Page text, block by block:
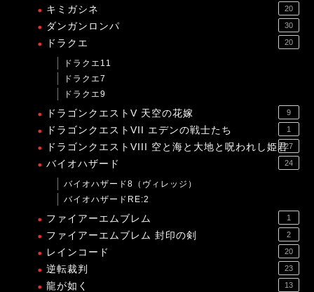
キミガシネ 20
ダンガンロンパ 30
ドラクエ 20
ドラクエ11
ドラクエ7
ドラクエ9
ドラゴンクエストV 天空の花嫁 9
ドラゴンクエストVII エデンの戦士たち 1
ドラゴンクエストVIII 空と海と大地と呪われし姫君27
バイオハザード 24
バイオハザード8（ヴィレッジ）
バイオハザードRE:2
ファイアーエムブレム 1
ファイアーエムブレム 封印の剣 2
レインコード 20
逆転裁判 23
龍が如く 13